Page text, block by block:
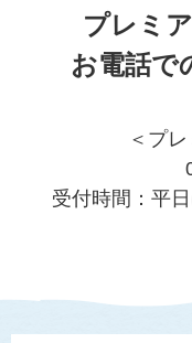
プレミ
お電話で
＜プ
受付時間：平